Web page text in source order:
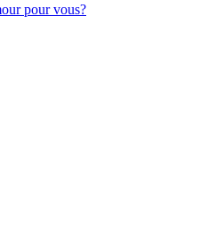
pour vous?